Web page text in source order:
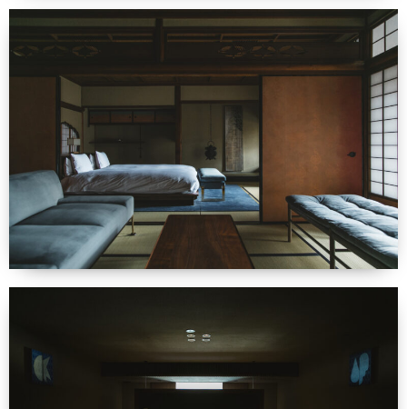
会社情報
English Website
IWATA 日本橋店
IWATA商品お取り扱い店
English shop Guide
建築家・インテリアコーディネーターの方へ